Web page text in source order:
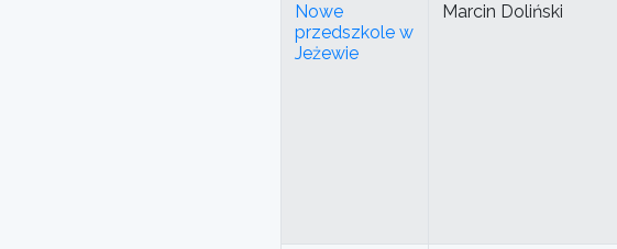
Nowe
przedszkole w
Jeżewie
Marcin Doliński